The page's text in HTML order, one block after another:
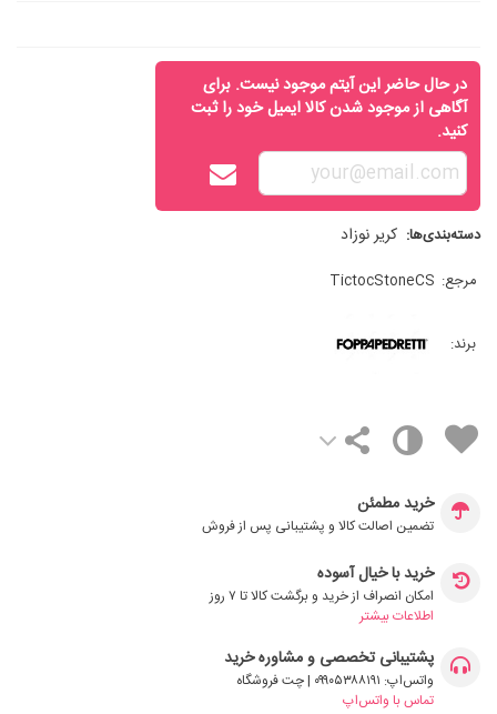
در حال حاضر این آیتم موجود نیست. برای
آگاهی از موجود شدن کالا ایمیل خود را ثبت
کنید.
دسته‌بندی‌ها: کریر نوزاد
مرجع: TictocStoneCS
برند:
خرید مطمئن
تضمین اصالت کالا و پشتیبانی پس از فروش
خرید با خیال آسوده
امکان انصراف از خرید و برگشت کالا تا ۷ روز
اطلاعات بیشتر
پشتیبانی تخصصی و مشاوره خرید
واتس‌اپ: ۰۹۹۰۵۳۸۸۱۹۱ | چت فروشگاه
تماس با واتس‌اپ